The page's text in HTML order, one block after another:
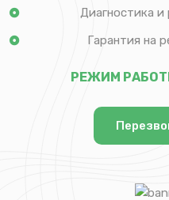
Диагностика и
Гарантия на
РЕЖИМ